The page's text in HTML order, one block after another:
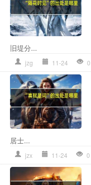
旧堤分...
jzg 11-24 0
居士...
jzx 11-24 0